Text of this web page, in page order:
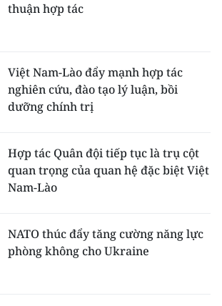
thuận hợp tác
Việt Nam-Lào đẩy mạnh hợp tác
nghiên cứu, đào tạo lý luận, bồi
dưỡng chính trị
Hợp tác Quân đội tiếp tục là trụ cột
quan trọng của quan hệ đặc biệt Việt
Nam-Lào
NATO thúc đẩy tăng cường năng lực
phòng không cho Ukraine